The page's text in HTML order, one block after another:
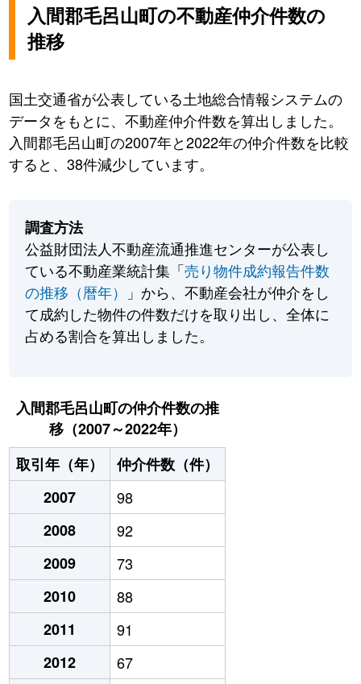
入間郡毛呂山町の不動産仲介件数の
推移
国土交通省が公表している土地総合情報システムの
データをもとに、不動産仲介件数を算出しました。
入間郡毛呂山町の2007年と2022年の仲介件数を比較
すると、38件減少しています。
調査方法
公益財団法人不動産流通推進センターが公表し
ている不動産業統計集「売り物件成約報告件数
の推移（暦年）
」から、不動産会社が仲介をし
て成約した物件の件数だけを取り出し、全体に
占める割合を算出しました。
入間郡毛呂山町の仲介件数の推
移（2007～2022年）
取引年（年）
仲介件数（件）
2007
98
2008
92
2009
73
2010
88
2011
91
2012
67